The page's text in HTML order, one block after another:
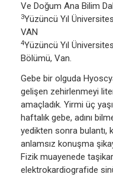
Ve Doğum Ana Bilim
3Yüzüncü Yıl
VAN
4Yüzüncü Yıl
Bölümü, Van.
Gebe bir olguda
gelişen zehirlenmeyi
amaçladık. Yirmi üç
haftalık gebe, adını
yedikten sonra bulantı,
anlamsız konuşma
Fizik muayenede
elektrokardiografide